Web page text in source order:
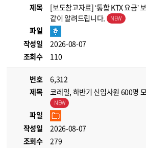
제목
[보도참고자료] ‘통합 KTX 요금’
같이 알려드립니다.
파일
작성일
2026-08-07
조회수
110
번호
6,312
제목
코레일, 하반기 신입사원 600명
파일
작성일
2026-08-07
조회수
279